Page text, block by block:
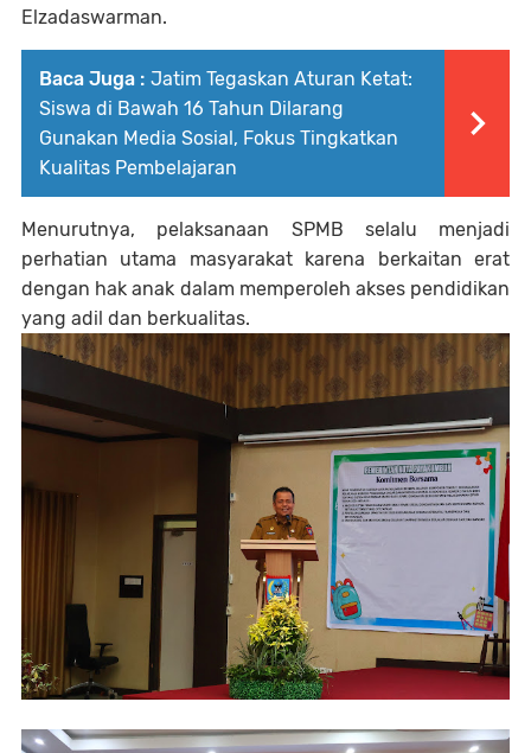
Elzadaswarman.
Baca Juga : Jatim Tegaskan Aturan Ketat:
Siswa di Bawah 16 Tahun Dilarang
Gunakan Media Sosial, Fokus Tingkatkan
Kualitas Pembelajaran
Menurutnya, pelaksanaan SPMB selalu menjadi
perhatian utama masyarakat karena berkaitan erat
dengan hak anak dalam memperoleh akses pendidikan
yang adil dan berkualitas.